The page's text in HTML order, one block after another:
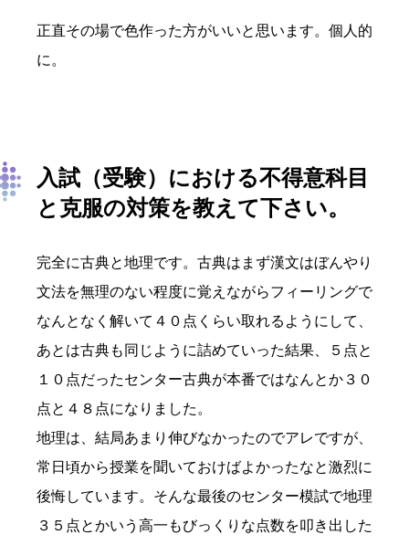
正直その場で色作った方がいいと思います。個人的
に。
入試（受験）における不得意科目
と克服の対策を教えて下さい。
完全に古典と地理です。古典はまず漢文はぼんやり
文法を無理のない程度に覚えながらフィーリングで
なんとなく解いて４０点くらい取れるようにして、
あとは古典も同じように詰めていった結果、５点と
１０点だったセンター古典が本番ではなんとか３０
点と４８点になりました。
地理は、結局あまり伸びなかったのでアレですが、
常日頃から授業を聞いておけばよかったなと激烈に
後悔しています。そんな最後のセンター模試で地理
３５点とかいう高一もびっくりな点数を叩き出した